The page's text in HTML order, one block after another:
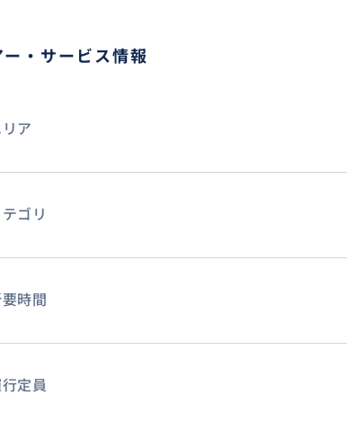
ントまでの送迎
ットレンタルご希望の方は要相談。
食事代、入場料、駐車料金、ガソリン代（観光に変更
ー・サービス情報
ア
テゴリ
時間
定員